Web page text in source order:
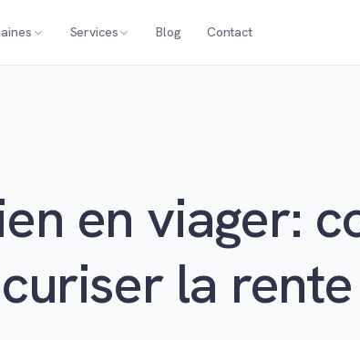
Services Blog Contact
en viager:
la